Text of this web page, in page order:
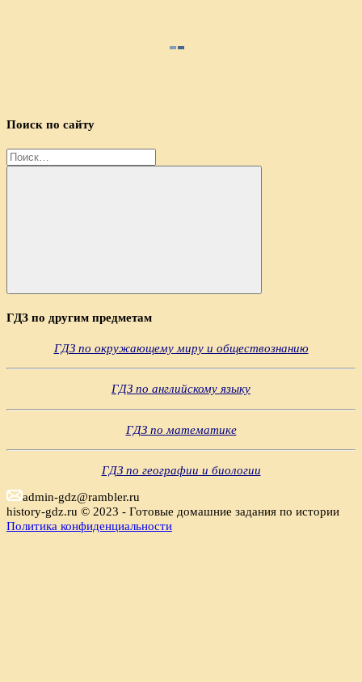
Поиск по сайту
Найти:
Поиск
ГДЗ по другим предметам
ГДЗ по окружающему миру и обществознанию
ГДЗ по английскому языку
ГДЗ по математике
ГДЗ по географии и биологии
admin-gdz@rambler.ru
history-gdz.ru © 2023 - Готовые домашние задания по истории
Политика конфиденциальности